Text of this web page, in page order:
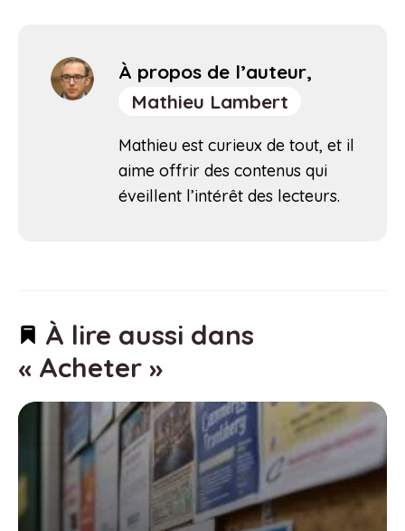
À propos de l’auteur,
Mathieu Lambert
Mathieu est curieux de tout, et il
aime offrir des contenus qui
éveillent l’intérêt des lecteurs.
À lire aussi dans
« Acheter »